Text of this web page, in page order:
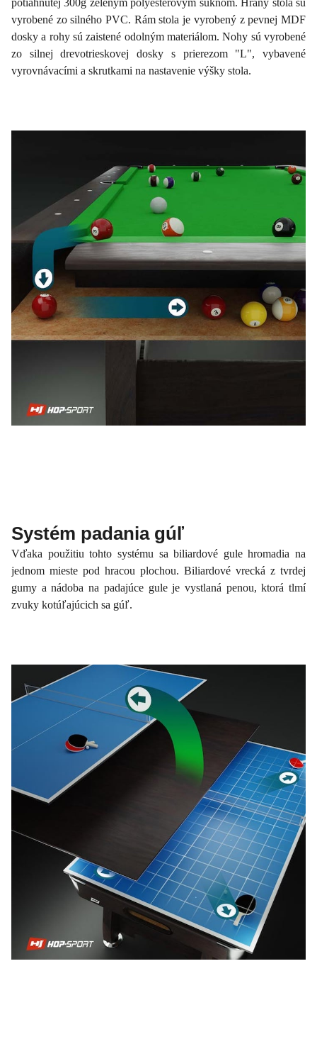
vyrobené zo silného PVC. Rám stola je vyrobený z pevnej MDF
dosky a rohy sú zaistené odolným materiálom. Nohy sú vyrobené
zo silnej drevotrieskovej dosky s prierezom "L", vybavené
vyrovnávacími a skrutkami na nastavenie výšky stola.
Systém padania gúľ
Vďaka použitiu tohto systému sa biliardové gule hromadia na
jednom mieste pod hracou plochou. Biliardové vrecká z tvrdej
gumy a nádoba na padajúce gule je vystlaná penou, ktorá tlmí
zvuky kotúľajúcich sa gúľ.